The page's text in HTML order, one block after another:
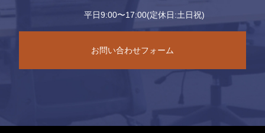
平日9:00〜17:00(定休日:土日祝)
お問い合わせフォーム